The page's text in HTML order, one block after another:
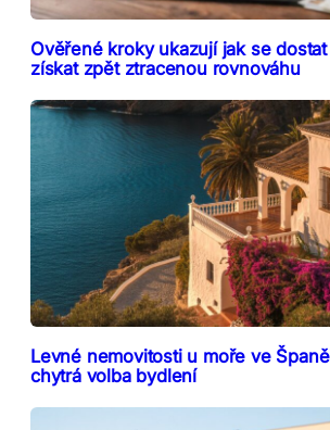
Ověřené kroky ukazují jak se
získat zpět ztracenou rovnováhu
Levné nemovitosti u moře ve
chytrá volba bydlení